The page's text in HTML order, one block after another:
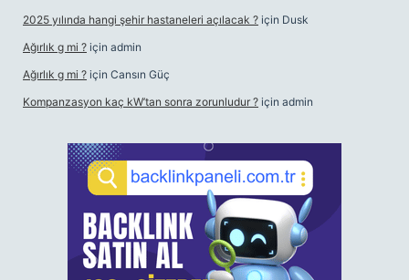
2025 yılında hangi şehir hastaneleri açılacak ? için Dusk
Ağırlık g mi ? için admin
Ağırlık g mi ? için Cansın Güç
Kompanzasyon kaç kW’tan sonra zorunludur ? için admin